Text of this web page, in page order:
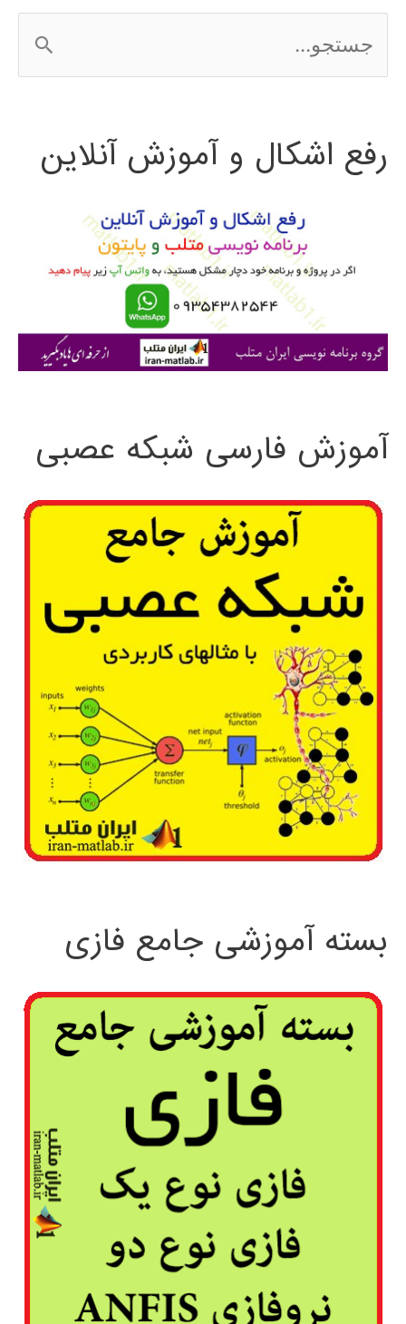
س
ج
ی
رفع اشکال و آموزش آنلاین
آموزش فارسی شبکه عصبی
بسته آموزشی جامع فازی